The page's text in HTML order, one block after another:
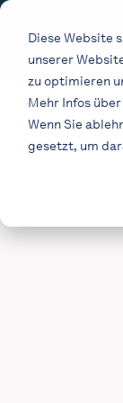
Diese Website
unserer
zu optimieren
Mehr Infos
Wenn Sie
gesetzt, um
Skip
main
content.